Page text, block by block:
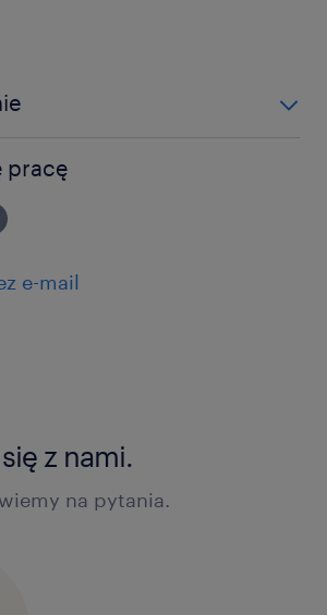
pracę
e-mail
z nami.
na pytania.